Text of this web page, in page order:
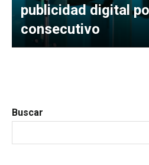
publicidad digital
consecutivo
Buscar